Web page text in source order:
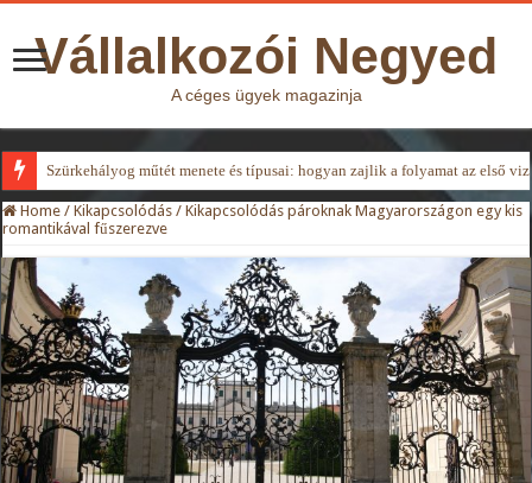
Vállalkozói Negyed
A céges ügyek magazinja
Szürkehályog műtét menete és típusai: hogyan zajlik a folyamat az első
Home / Kikapcsolódás / Kikapcsolódás pároknak Magyarországon egy kis
romantikával fűszerezve